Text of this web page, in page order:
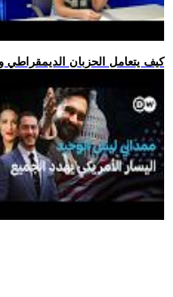
.. كيف يتعامل الحزبان